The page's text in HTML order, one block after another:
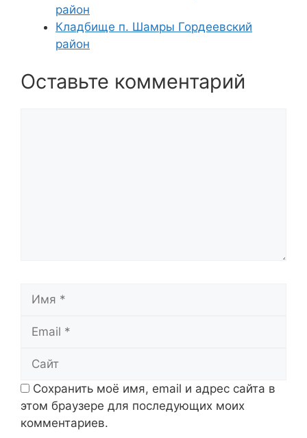
район
Кладбище п. Шамры Гордеевский
район
Оставьте комментарий
Сохранить моё имя, email и адрес сайта в
этом браузере для последующих моих
комментариев.